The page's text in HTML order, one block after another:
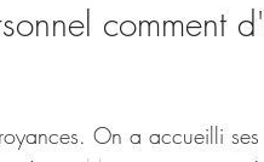
comment
On a accueilli